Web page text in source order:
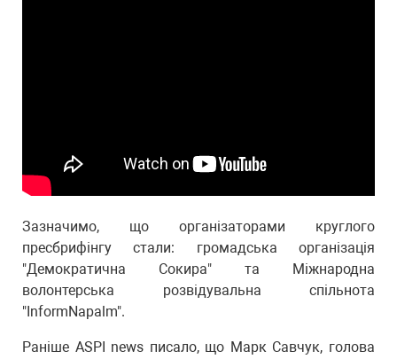
Зазначимо, що організаторами круглого
пресбрифінгу стали: громадська організація
"Демократична Сокира" та Міжнародна
волонтерська розвідувальна спільнота
"InformNapalm".
Раніше ASPI news писало, що Марк Савчук, голова